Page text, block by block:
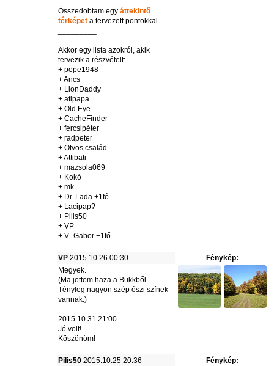
Összedobtam egyáttekintő
térképet a tervezett pontokkal.
Akkor egy lista azokról, akik
tervezik a részvételt:
+ pepe1948
+ Ancs
+ LionDaddy
+ atipapa
+ Old Eye
+ CacheFinder
+ fercsipéter
+ radpeter
+ Ötvös család
+ Attibati
+ mazsola069
+ Kokó
+ mk
+ Dr. Lada +1fő
+ Lacipap?
+ Pilis50
+ VP
+ V_Gabor +1fő
VP 2015.10.26 00:30
Fénykép:
Megyek.
(Ma jöttem haza a Bükkből.
Tényleg nagyon szép őszi színek
vannak.)
2015.10.31 21:00
Jó volt!
Köszönöm!
Pilis50 2015.10.25 20:36
Fénykép: